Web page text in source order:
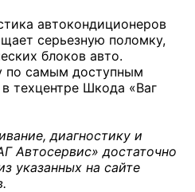
автокондиционеров
серьезную поломку,
блоков авто.
по самым доступным
техцентре Шкода «Ваг
диагностику и
Автосервис» достаточно
указанных на сайте